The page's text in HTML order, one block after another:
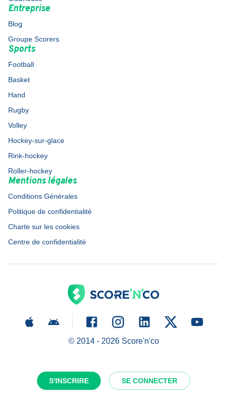
S'INSCRIRE SE CONNECTER
Entreprise
Blog
Groupe Scorers
Sports
Football
Basket
Hand
Rugby
Volley
Hockey-sur-glace
Rink-hockey
Roller-hockey
Mentions légales
Conditions Générales
Politique de confidentialité
Charte sur les cookies
Centre de confidentialité
© 2014 - 2026Score'n'co